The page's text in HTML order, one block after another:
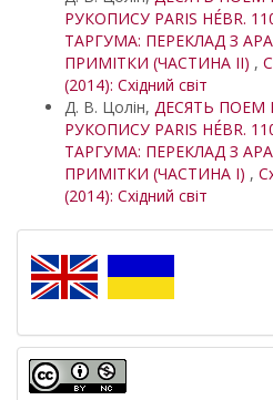
РУКОПИСУ PARIS HÉBR.
ТАРГУМА: ПЕРЕКЛАД З
ПРИМІТКИ (ЧАСТИНА ІІ) ,
(2014): Східний світ
Д. В. Цолін, ДЕСЯТЬ ПОЕМ
РУКОПИСУ PARIS HÉBR.
ТАРГУМА: ПЕРЕКЛАД З
ПРИМІТКИ (ЧАСТИНА І) ,
(2014): Східний світ